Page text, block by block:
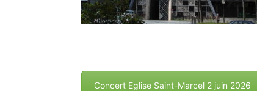
Concert Eglise Saint-Marcel 2 juin 2026